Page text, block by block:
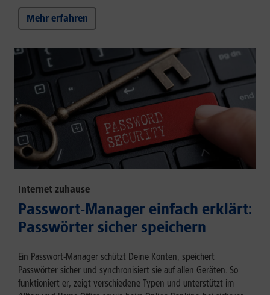
Mehr erfahren
Internet zuhause
Passwort-Manager einfach erklärt:
Passwörter sicher speichern
Ein Passwort-Manager schützt Deine Konten, speichert
Passwörter sicher und synchronisiert sie auf allen Geräten. So
funktioniert er, zeigt verschiedene Typen und unterstützt im